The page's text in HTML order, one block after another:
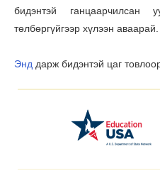
бидэнтэй ганцаарчилсан
тѳлбѳргүйгээр хүлээн аваарай.
Энд дарж бидэнтэй цаг